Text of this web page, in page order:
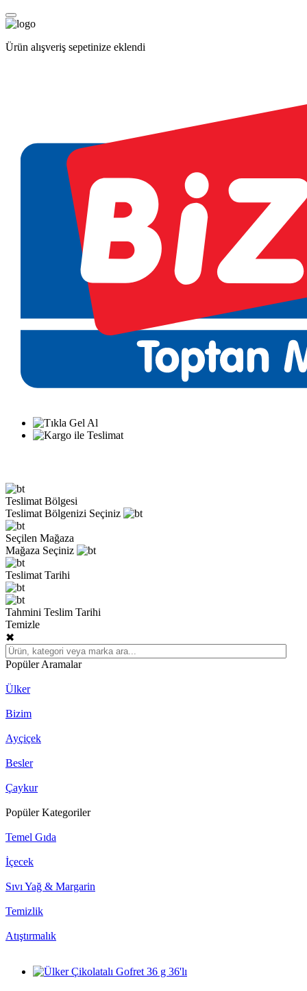
Ürün alışveriş sepetinize eklendi
Teslimat Bölgesi
Teslimat Bölgenizi Seçiniz
Seçilen Mağaza
Mağaza Seçiniz
Teslimat Tarihi
Tahmini Teslim Tarihi
Temizle
✖
Popüler Aramalar
Ülker
Bizim
Ayçiçek
Besler
Çaykur
Popüler Kategoriler
Temel Gıda
İçecek
Sıvı Yağ & Margarin
Temizlik
Atıştırmalık